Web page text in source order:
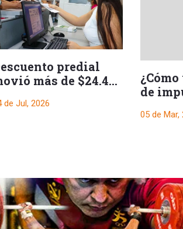
predial
más de $24.400
de Jul, 2026
de
05 de Mar,